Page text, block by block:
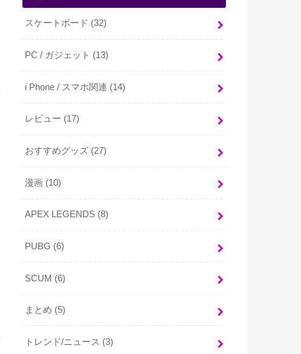
スケートボード (32)
PC / ガジェット (13)
i Phone / スマホ関連 (14)
レビュー (17)
おすすめグッズ (27)
漫画 (10)
APEX LEGENDS (8)
PUBG (6)
SCUM (6)
まとめ (5)
トレンド/ニュース (3)